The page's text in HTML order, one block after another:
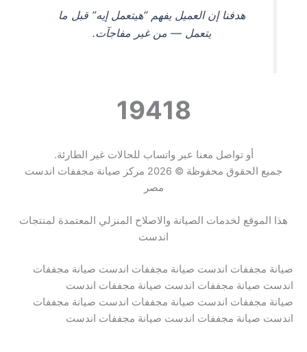
هدفنا إن العميل يفهم “هيتعمل إيه” قبل ما
يتعمل — من غير مفاجآت.
19418
أو تواصل معنا عبر واتساب للحالات غير الطارئة.
جميع الحقوق محفوظة © 2026 مركز صيانة مجففات اندست
مصر
هذا الموقع لخدمات الصيانة والاصلاح المنزلي المعتمدة لمنتجات
اندست
صيانة مجففات اندست صيانة مجففات اندست صيانة مجففات
اندست صيانة مجففات اندست صيانة مجففات اندست
صيانة مجففات اندست صيانة مجففات اندست صيانة مجففات
اندست صيانة مجففات اندست صيانة مجففات اندست